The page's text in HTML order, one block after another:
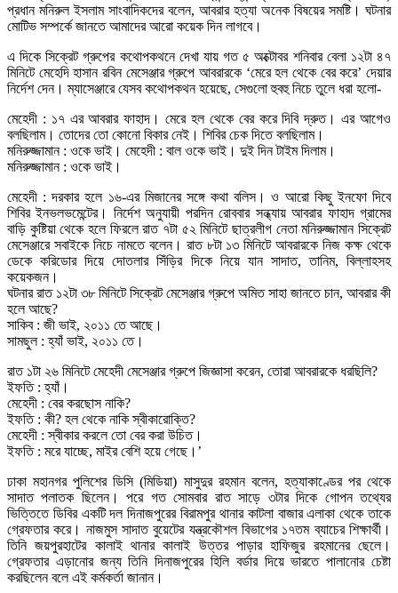
প্রধান মনিরুল ইসলাম সাংবাদিকদের বলেন, আবরার হত্যা অনেক বিষয়ের সমষ্টি। ঘটনার
মোটিভ সম্পর্কে জানতে আমাদের আরো কয়েক দিন লাগবে।
এ দিকে সিক্রেট গ্রুপের কথোপকথনে দেখা যায় গত ৫ অক্টোবর শনিবার বেলা ১২টা ৪৭
মিনিটে মেহেদি হাসান রবিন মেসেঞ্জার গ্রুপে আবরারকে ‘মেরে হল থেকে বের করে’ দেয়ার
নির্দেশ দেন। ম্যাসেঞ্জারে যেসব কথোপকথন হয়েছে, সেগুলো হুবহু নিচে তুলে ধরা হলো-
মেহেদী : ১৭ এর আবরার ফাহাদ। মেরে হল থেকে বের করে দিবি দ্রুত। এর আগেও
বলছিলাম। তোদের তো কোনো বিকার নেই। শিবির চেক দিতে বলছিলাম।
মনিরুজ্জামান : ওকে ভাই। মেহেদী : বাল ওকে ভাই। দুই দিন টাইম দিলাম।
মনিরুজ্জামান : ওকে ভাই।
মেহেদী : দরকার হলে ১৬-এর মিজানের সঙ্গে কথা বলিস। ও আরো কিছু ইনফো দিবে
শিবির ইনভলভমেন্টের। নির্দেশ অনুযায়ী পরদিন রোববার সন্ধ্যায় আবরার ফাহাদ গ্রামের
বাড়ি কুষ্টিয়া থেকে হলে ফিরলে রাত ৭টা ৫২ মিনিটে ছাত্রলীগ নেতা মনিরুজ্জামান সিক্রেট
মেসেঞ্জারে সবাইকে নিচে নামতে বলেন। রাত ৮টা ১৩ মিনিটে আবরারকে নিজ কক্ষ থেকে
ডেকে করিডোর দিয়ে দোতলার সিঁড়ির দিকে নিয়ে যান সাদাত, তানিম, বিল্লাহসহ
কয়েকজন।
ঘটনার রাত ১২টা ৩৮ মিনিটে সিক্রেট মেসেঞ্জার গ্রুপে অমিত সাহা জানতে চান, আবরার কী
হলে আছে?
সাকিব : জী ভাই, ২০১১ তে আছে।
সামছুল : হ্যাঁ ভাই, ২০১১ তে।
রাত ১টা ২৬ মিনিটে মেহেদী মেসেঞ্জার গ্রুপে জিজ্ঞাসা করেন, তোরা আবরারকে ধরছিলি?
ইফতি : হ্যাঁ।
মেহেদী : বের করছোস নাকি?
ইফতি : কী? হল থেকে নাকি স্বীকারোক্তি?
মেহেদী : স্বীকার করলে তো বের করা উচিত।
ইফতি : মরে যাচ্ছে, মাইর বেশি হয়ে গেছে।’
ঢাকা মহানগর পুলিশের ডিসি (মিডিয়া) মাসুদুর রহমান বলেন, হত্যাকাণ্ডের পর থেকে
সাদাত পলাতক ছিলেন। পরে গত সোমবার রাত সাড়ে ৩টার দিকে গোপন তথ্যের
ভিত্তিতে ডিবির একটি দল দিনাজপুরের বিরামপুর থানার কাটলা বাজার এলাকা থেকে তাকে
গ্রেফতার করে। নাজমুস সাদাত বুয়েটের যন্ত্রকৌশল বিভাগের ১৭তম ব্যাচের শিক্ষার্থী।
তিনি জয়পুরহাটের কালাই থানার কালাই উত্তর পাড়ার হাফিজুর রহমানের ছেলে।
গ্রেফতার এড়ানোর জন্য তিনি দিনাজপুরের হিলি বর্ডার দিয়ে ভারতে পালানোর চেষ্টা
করছিলেন বলে এই কর্মকর্তা জানান।